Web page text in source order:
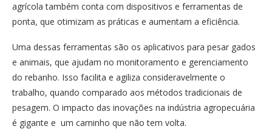
agrícola também conta com dispositivos e ferramentas de
ponta, que otimizam as práticas e aumentam a eficiência.
Uma dessas ferramentas são os aplicativos para pesar gados
e animais, que ajudam no monitoramento e gerenciamento
do rebanho. Isso facilita e agiliza consideravelmente o
trabalho, quando comparado aos métodos tradicionais de
pesagem. O impacto das inovações na indústria agropecuária
é gigante e um caminho que não tem volta.